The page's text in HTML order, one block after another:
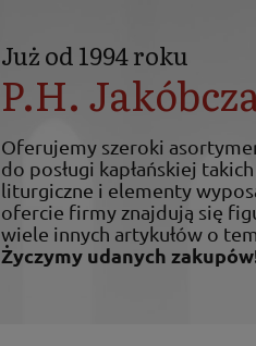
Już od 1994 roku
P.H.
Oferujemy szeroki
do posługi kapłańskiej
liturgiczne i elementy
ofercie firmy znajdują się
wiele innych artykułów o
Życzymy udanych